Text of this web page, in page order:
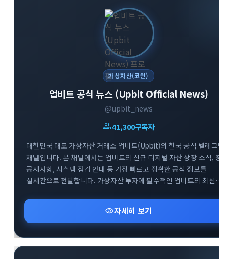
가상자산(코인)
업비트 공식 뉴스 (Upbit Official News)
@upbit_news
group41,300구독자
대한민국 대표 가상자산 거래소 업비트(Upbit)의 한국 공식 텔레그램
채널입니다. 본 채널에서는 업비트의 신규 디지털 자산 상장 소식, 중
공지사항, 시스템 점검 안내 등 가장 빠르고 정확한 공식 정보를
실시간으로 전달합니다. 가상자산 투자에 필수적인 업비트의 최신
안전하고 현명한 거래를 돕기 위한 공식 소통 창구로서 신뢰할 수 있는
visibility자세히 보기